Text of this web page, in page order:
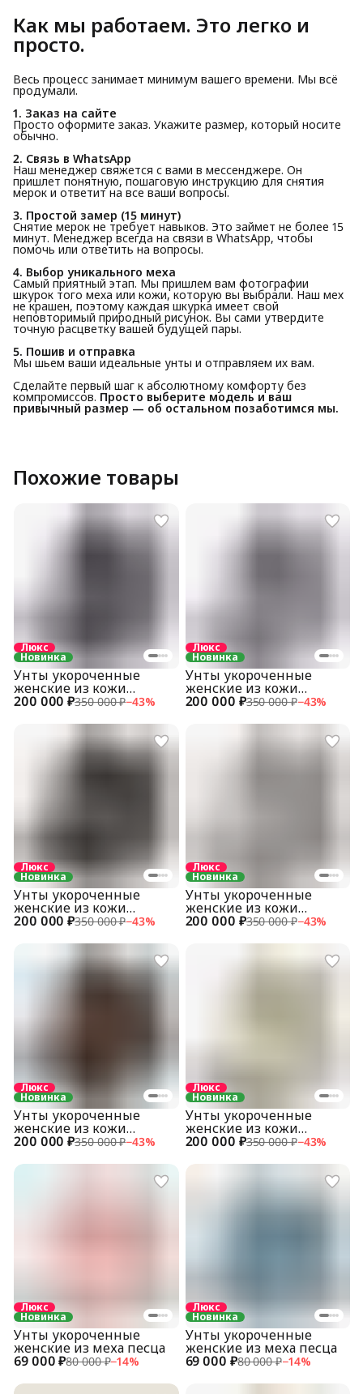
Как мы работаем. Это легко и
просто.
Весь процесс занимает минимум вашего времени. Мы всё
продумали.
1. Заказ на сайте
Просто оформите заказ. Укажите размер, который носите
обычно.
2. Связь в WhatsApp
Наш менеджер свяжется с вами в мессенджере. Он
пришлет понятную, пошаговую инструкцию для снятия
мерок и ответит на все ваши вопросы.
3. Простой замер (15 минут)
Снятие мерок не требует навыков. Это займет не более 15
минут. Менеджер всегда на связи в WhatsApp, чтобы
помочь или ответить на вопросы.
4. Выбор уникального меха
Самый приятный этап. Мы пришлем вам фотографии
шкурок того меха или кожи, которую вы выбрали. Наш мех
не крашен, поэтому каждая шкурка имеет свой
неповторимый природный рисунок. Вы сами утвердите
точную расцветку вашей будущей пары.
5. Пошив и отправка
Мы шьем ваши идеальные унты и отправляем их вам.
Сделайте первый шаг к абсолютному комфорту без
компромиссов. Просто выберите модель и ваш
привычный размер — об остальном позаботимся мы.
Похожие товары
Люкс
Новинка
200 000 ₽350 000 ₽−43%
Унты укороченные
женские из кожи
страуса
Люкс
Новинка
200 000 ₽350 000 ₽−43%
Унты укороченные
женские из кожи
страуса
Люкс
Новинка
200 000 ₽350 000 ₽−43%
Унты укороченные
женские из кожи
питона
Люкс
Новинка
200 000 ₽350 000 ₽−43%
Унты укороченные
женские из кожи
питона
Люкс
Новинка
200 000 ₽350 000 ₽−43%
Унты укороченные
женские из кожи
питона
Люкс
Новинка
200 000 ₽350 000 ₽−43%
Унты укороченные
женские из кожи
питона
Люкс
Новинка
69 000 ₽80 000 ₽−14%
Унты укороченные
женские из меха песца
Люкс
Новинка
69 000 ₽80 000 ₽−14%
Унты укороченные
женские из меха песца